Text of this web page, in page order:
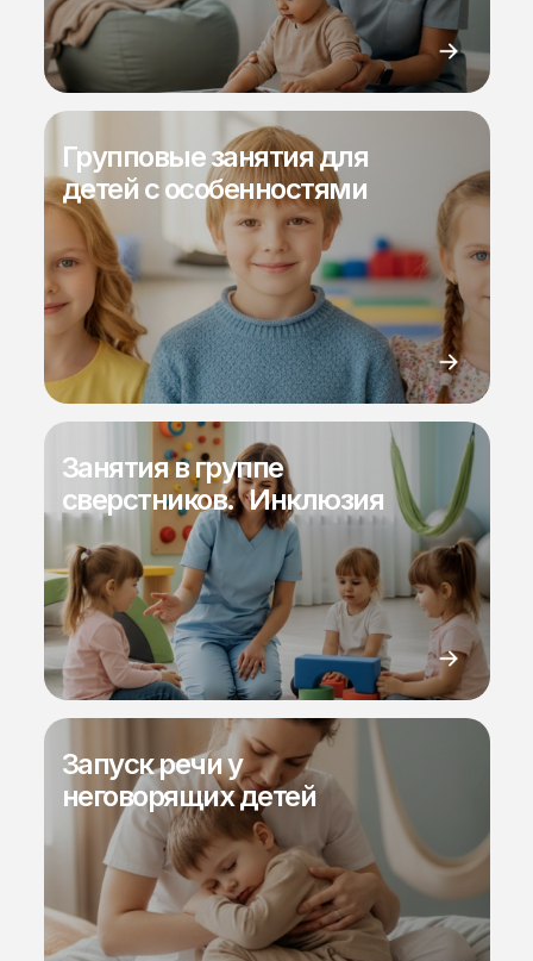
Групповые занятия для
детей с особенностями
Занятия в группе
сверстников. Инклюзия
Запуск речи у
неговорящих детей